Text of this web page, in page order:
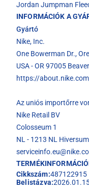
Jordan Jumpman
INFORMÁCIÓK A
Gyártó
Nike, Inc.
One Bowerman Dr.,
USA - OR 97005
https://
Az uniós importőrre
Nike Retail BV
Colosseum 1
NL - 1213 NL Hiversum
Cikkszám:487122915
Belistázva: